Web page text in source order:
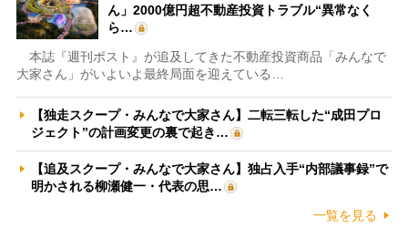
ん」2000億円超不動産投資トラブル“異常なく
ら…
本誌『週刊ポスト』が追及してきた不動産投資商品「みんなで
大家さん」がいよいよ最終局面を迎えている…
【独走スクープ・みんなで大家さん】二転三転した“成田プロ
ジェクト”の計画変更の裏で起き…
【追及スクープ・みんなで大家さん】独占入手“内部議事録”で
明かされる柳瀬健一・代表の思…
一覧を見る